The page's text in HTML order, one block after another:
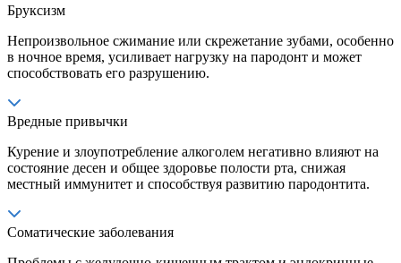
Бруксизм
Непроизвольное сжимание или скрежетание зубами, особенно
в ночное время, усиливает нагрузку на пародонт и может
способствовать его разрушению.
Вредные привычки
Курение и злоупотребление алкоголем негативно влияют на
состояние десен и общее здоровье полости рта, снижая
местный иммунитет и способствуя развитию пародонтита.
Соматические заболевания